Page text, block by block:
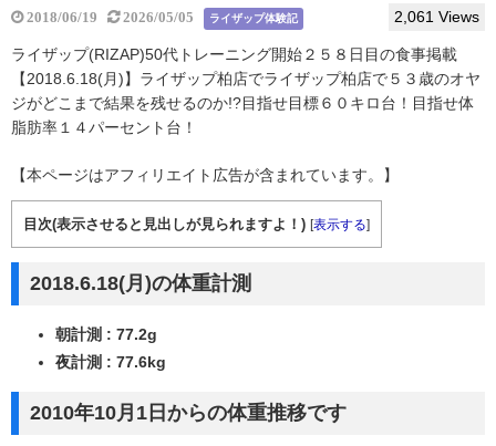
2018/06/19 2026/05/05 ライザップ体験記 2,061 Views
ライザップ(RIZAP)50代トレーニング開始２５８日目の食事掲載
【2018.6.18(月)】ライザップ柏店でライザップ柏店で５３歳のオヤ
ジがどこまで結果を残せるのか!?目指せ目標６０キロ台！目指せ体
脂肪率１４パーセント台！
【本ページはアフィリエイト広告が含まれています。】
目次(表示させると見出しが見られますよ！) [表示する]
2018.6.18(月)の体重計測
朝計測 : 77.2g
夜計測 : 77.6kg
2010年10月1日からの体重推移です